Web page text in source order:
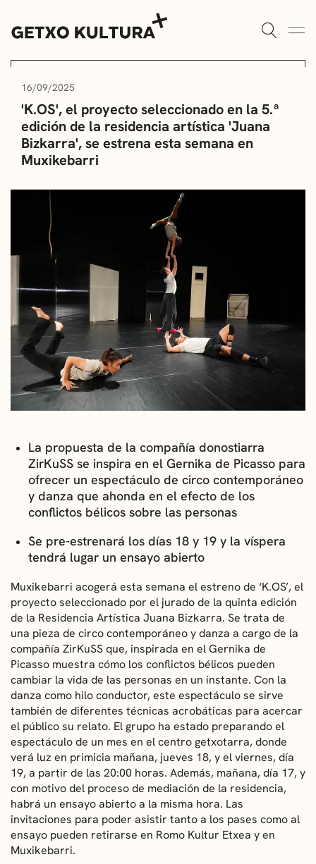
AGENDA
MUXIKEBARRI
CONTACTO
ENTRADAS
AULAS DE CULTURA
BIBLIOTECAS
ESCUELA DE MÚSICA
CONVOCATORIAS
NOTICIAS
GETXO KULTURA
AULAS DE CULTURA
ALGORTA
ROMO
16/09/2025
'K.OS', el proyecto seleccionado en la 5.ª
edición de la residencia artística 'Juana
Bizkarra', se estrena esta semana en
Muxikebarri
La propuesta de la compañía donostiarra
ZirKuSS se inspira en el Gernika de Picasso para
ofrecer un espectáculo de circo contemporáneo
y danza que ahonda en el efecto de los
conflictos bélicos sobre las personas
Se pre-estrenará los días 18 y 19 y la víspera
tendrá lugar un ensayo abierto
Muxikebarri acogerá esta semana el estreno de ‘K.OS’, el
proyecto seleccionado por el jurado de la quinta edición
de la Residencia Artística Juana Bizkarra. Se trata de
una pieza de circo contemporáneo y danza a cargo de la
compañía ZirKuSS que, inspirada en el Gernika de
Picasso muestra cómo los conflictos bélicos pueden
cambiar la vida de las personas en un instante. Con la
danza como hilo conductor, este espectáculo se sirve
también de diferentes técnicas acrobáticas para acercar
el público su relato. El grupo ha estado preparando el
espectáculo de un mes en el centro getxotarra, donde
verá luz en primicia mañana, jueves 18, y el viernes, día
19, a partir de las 20:00 horas. Además, mañana, día 17, y
con motivo del proceso de mediación de la residencia,
habrá un ensayo abierto a la misma hora. Las
invitaciones para poder asistir tanto a los pases como al
ensayo pueden retirarse en Romo Kultur Etxea y en
Muxikebarri.